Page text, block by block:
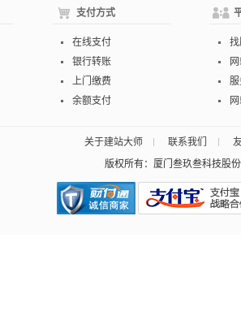
支付方式
在线支付
银行转账
上门缴费
余额支付
关于建站大师 联系我们
版权所有：厦门叁玖叁科技股